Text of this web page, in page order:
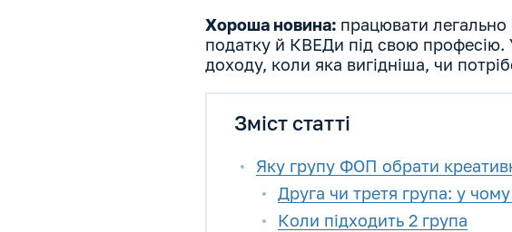
Хороша новина: працювати
податку й КВЕДи під свою професію.
доходу, коли яка вигідніша, чи
Зміст статті
Яку групу ФОП обрати
Друга чи третя група: у чому
Коли підходить 2 група